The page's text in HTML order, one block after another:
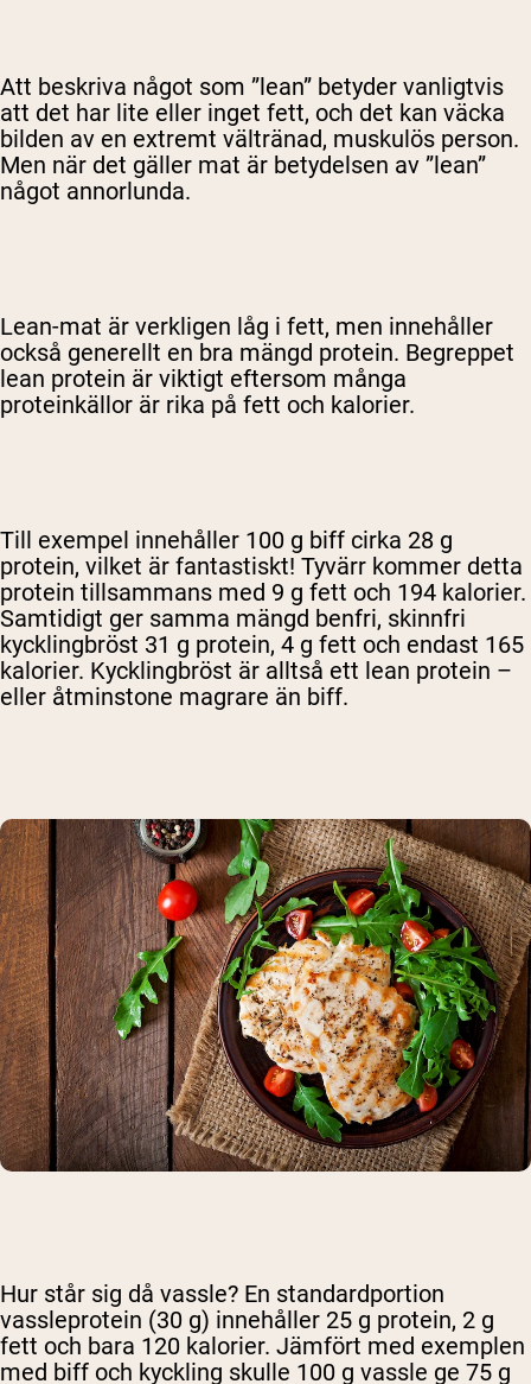
Att beskriva något som ”lean” betyder vanligtvis
att det har lite eller inget fett, och det kan väcka
bilden av en extremt vältränad, muskulös person.
Men när det gäller mat är betydelsen av ”lean”
något annorlunda.
Lean-mat är verkligen låg i fett, men innehåller
också generellt en bra mängd protein. Begreppet
lean protein är viktigt eftersom många
proteinkällor är rika på fett och kalorier.
Till exempel innehåller 100 g biff cirka 28 g
protein, vilket är fantastiskt! Tyvärr kommer detta
protein tillsammans med 9 g fett och 194 kalorier.
Samtidigt ger samma mängd benfri, skinnfri
kycklingbröst 31 g protein, 4 g fett och endast 165
kalorier. Kycklingbröst är alltså ett lean protein –
eller åtminstone magrare än biff.
Hur står sig då vassle? En standardportion
vassleprotein (30 g) innehåller 25 g protein, 2 g
fett och bara 120 kalorier. Jämfört med exemplen
med biff och kyckling skulle 100 g vassle ge 75 g